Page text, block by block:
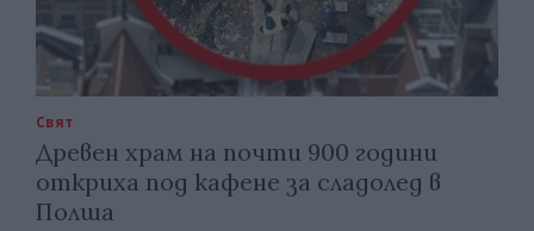
Свят
Древен храм на почти 900 години
откриха под кафене за сладолед в
Полша